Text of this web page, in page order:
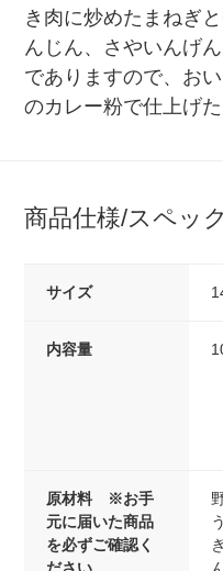
き肉に炒めたまねぎ
んじん、さやいんげ
でありますので、お
のカレー粉で仕上げ
商品仕様/スペック
サイズ
内容量
原材料 ※お手
元に届いた商品
を必ずご確認く